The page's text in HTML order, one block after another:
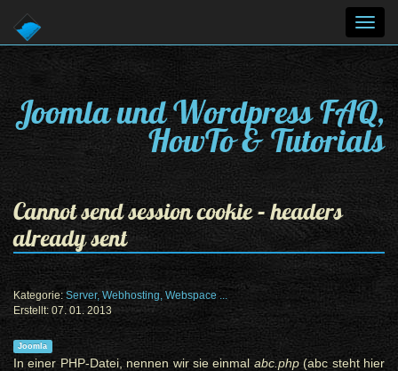
Joomla und Wordpress FAQ,
HowTo & Tutorials
Cannot send session cookie – headers
already sent
Kategorie: Server, Webhosting, Webspace ...
Erstellt: 07. 01. 2013
Joomla
In einer PHP-Datei, nennen wir sie einmal abc.php(abc steht hier